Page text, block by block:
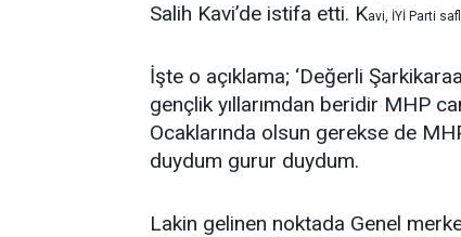
Salih Kavi’de istifa etti. Kavi, İYİ Parti
İşte o açıklama; ‘Değerli
gençlik yıllarımdan beridir MHP
Ocaklarında olsun gerekse de
duydum gurur duydum.
Lakin gelinen noktada Genel